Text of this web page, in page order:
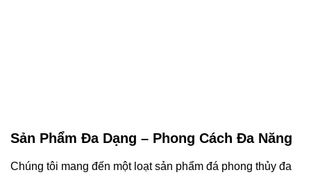
Sản Phẩm Đa Dạng – Phong Cách Đa Năng
Chúng tôi mang đến một loạt sản phẩm đá phong thủy đa